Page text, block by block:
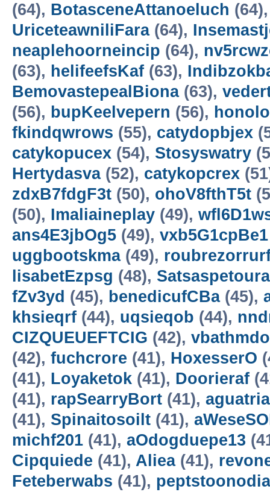
(64), BotasceneAttanoeluch
UriceteawniliFara(64),
neaplehoorneincip (64),
(63), helifeefsKaf (63),
BemovastepealBiona(63),
(56), bupKeelvepern (56),
fkindqwrows (55), catydopbjex
catykopucex (54), Stosyswatry
Hertydasva(52), catykopcrex
zdxB7fdgF3t (50), ohoV8fthT5t
(50), Imaliaineplay (49),
ans4E3jbOg5 (49), vxb5G1cpBe1
uggbootskma(49),
lisabetEzpsg (48), Satsaspetoura
fZv3yd (45), benedicufCBa(45),
khsieqrf (44), uqsieqob (44),
CIZQUEUEFTCIG (42),
(42), fuchcrore (41), HoxesserO
(41), Loyaketok (41), Doorieraf
(41), rapSearryBort (41),
(41), Spinaitosoilt (41),
michf201 (41), aOdogduepe13
Cipquiede (41), Aliea(41),
Feteberwabs (41), peptstoonodia